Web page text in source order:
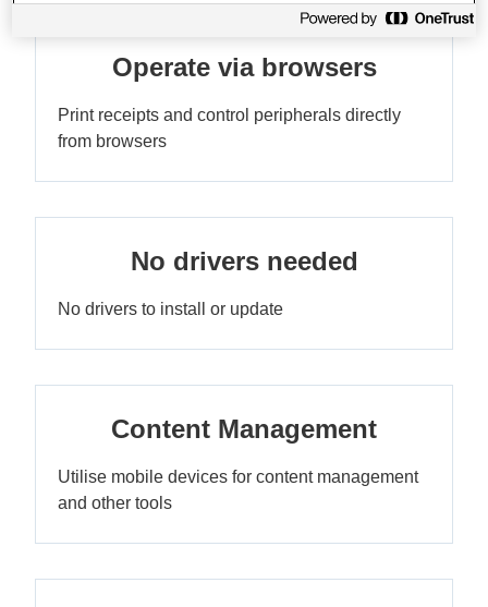
Operate via browsers
Print receipts and control peripherals directly
from browsers
No drivers needed
No drivers to install or update
Content Management
Utilise mobile devices for content management
and other tools